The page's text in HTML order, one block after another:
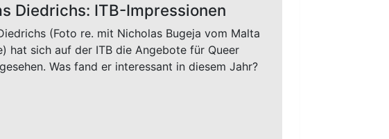
Diedrichs: ITB-Impressionen
(Foto re. mit Nicholas Bugeja vom Malta
hat sich auf der ITB die Angebote für Queer
Was fand er interessant in diesem Jahr?